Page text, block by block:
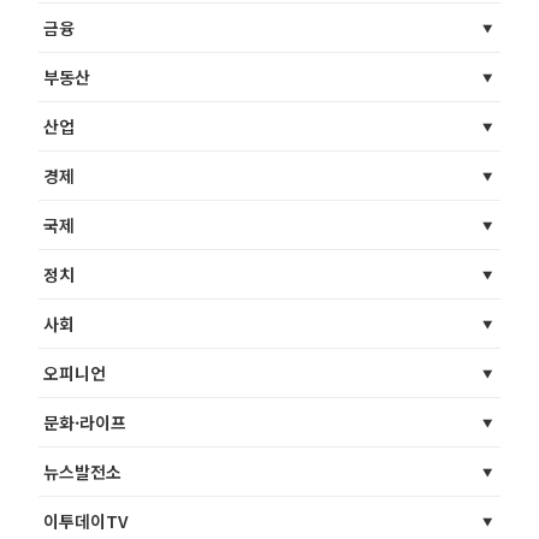
금융
부동산
산업
경제
국제
정치
사회
오피니언
문화·라이프
뉴스발전소
이투데이TV